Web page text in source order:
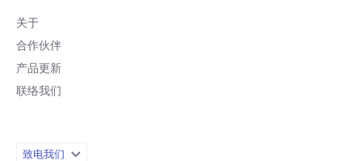
关于
合作伙伴
产品更新
联络我们
致电我们